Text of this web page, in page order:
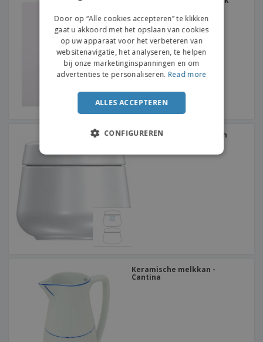
Suikerpot met keramisch
Keramische melkkan -
Cantina
Door op “Alle cookies accepteren” te klikken
gaat u akkoord met het opslaan van cookies
op uw apparaat voor het verbeteren van
websitenavigatie, het analyseren, te helpen
bij onze marketinginspanningen en om
advertenties te personaliseren. Read more
ALLES ACCEPTEREN
CONFIGUREREN